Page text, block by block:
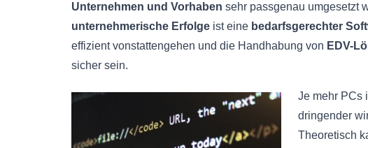
Unternehmen und Vorhaben sehr passgenau umgesetzt
unternehmerische Erfolge ist eine bedarfsgerechter
effizient vonstattengehen und die Handhabung von EDV-
sicher sein.
Je mehr PCs
dringender
Theoretisch